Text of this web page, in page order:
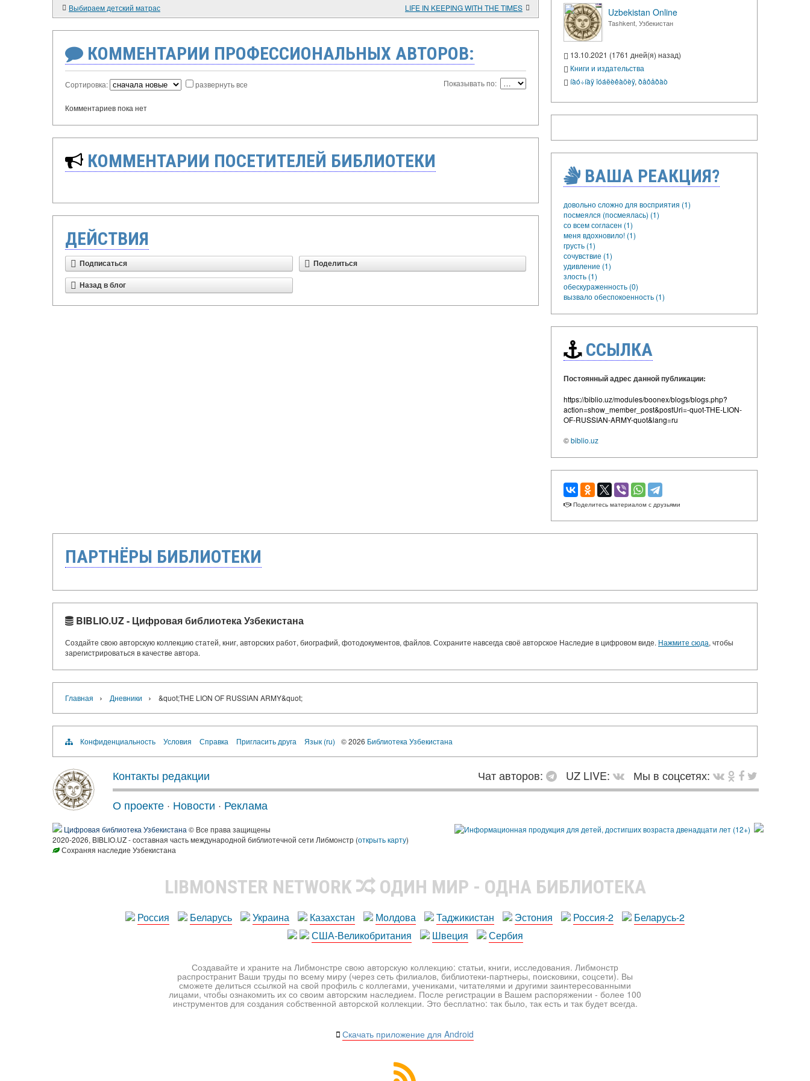
Выбираем детский матрас LIFE IN KEEPING WITH THE TIMES
КОММЕНТАРИИ ПРОФЕССИОНАЛЬНЫХ АВТОРОВ:
Сортировка: развернуть все Показывать по:
Комментариев пока нет
КОММЕНТАРИИ ПОСЕТИТЕЛЕЙ БИБЛИОТЕКИ
ДЕЙСТВИЯ
Подписаться Поделиться
Назад в блог
Uzbekistan Online
Tashkent, Узбекистан
13.10.2021 (1761 дней(я) назад)
Книги и издательства
íàó÷íàÿ ïóáëèêàöèÿ, ðåôåðàò
ВАША РЕАКЦИЯ?
довольно сложно для восприятия (1)
посмеялся (посмеялась) (1)
со всем согласен (1)
меня вдохновило! (1)
грусть (1)
сочувствие (1)
удивление (1)
злость (1)
обескураженность (0)
вызвало обеспокоенность (1)
ССЫЛКА
Постоянный адрес данной публикации:
https://biblio.uz/modules/boonex/blogs/blogs.php?
action=show_member_post&postUri=-quot-THE-LION-
OF-RUSSIAN-ARMY-quot&lang=ru
©biblio.uz
Поделитесь материалом с друзьями
ПАРТНЁРЫ БИБЛИОТЕКИ
BIBLIO.UZ - Цифровая библиотека Узбекистана
Создайте свою авторскую коллекцию статей, книг, авторских работ, биографий, фотодокументов, файлов. Сохраните навсегда своё авторское Наследие в цифровом виде. Нажмите сюда, чтобы
зарегистрироваться в качестве автора.
Главная › Дневники › &quot;THE LION OF RUSSIAN ARMY&quot;
Конфиденциальность Условия Справка Пригласить друга Язык (ru) © 2026 Библиотека Узбекистана
Контакты редакции Чат авторов: UZ LIVE:
Мы в соцсетях:
О проекте · Новости · Реклама
Цифровая библиотека Узбекистана © Все права защищены
2020-2026, BIBLIO.UZ - составная часть международной библиотечной сети Либмонстр (открыть карту)
Сохраняя наследие Узбекистана
LIBMONSTER NETWORK ОДИН МИР - ОДНА БИБЛИОТЕКА
Россия Беларусь Украина Казахстан Молдова Таджикистан Эстония Россия-2
Беларусь-2
США-Великобритания
Швеция Сербия
Создавайте и храните на Либмонстре свою авторскую коллекцию: статьи, книги, исследования. Либмонстр
распространит Ваши труды по всему миру (через сеть филиалов, библиотеки-партнеры, поисковики, соцсети). Вы
сможете делиться ссылкой на свой профиль с коллегами, учениками, читателями и другими заинтересованными
лицами, чтобы ознакомить их со своим авторским наследием. После регистрации в Вашем распоряжении - более 100
инструментов для создания собственной авторской коллекции. Это бесплатно: так было, так есть и так будет всегда.
Скачать приложение для Android